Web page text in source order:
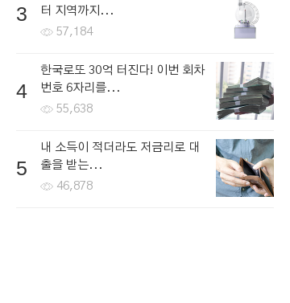
3
터 지역까지...
57,184
4
한국로또 30억 터진다! 이번 회차
번호 6자리를...
55,638
5
내 소득이 적더라도 저금리로 대
출을 받는...
46,878